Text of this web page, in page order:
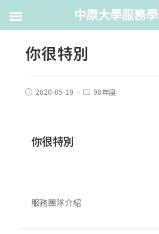
你很特別
2020-05-19 98年度
你很特別
服務團隊介紹
中原大學服務